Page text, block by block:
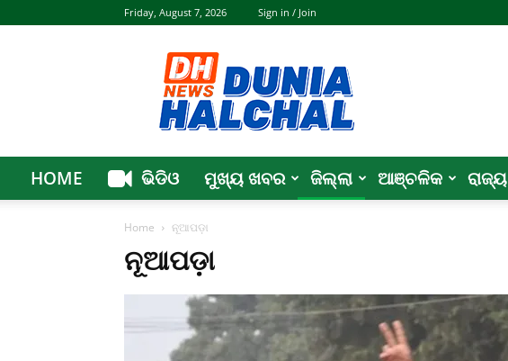
Friday, August 7, 2026 Sign in / Join
Halchal
HOME ଭିଡିଓ ମୁଖ୍ୟ ଖବର ଜିଲ୍ଲା ଆଞ୍ଚଳିକ ରାଜ୍ୟ
Home ନୂଆପଡ଼ା
ନୂଆପଡ଼ା